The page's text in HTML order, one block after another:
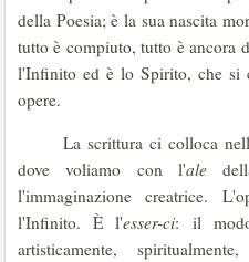
della Poesia; è la sua nascita
tutto è compiuto, tutto è ancora
l'Infinito ed è lo Spirito, che si
opere.
La scrittura ci colloca nello
dove voliamo con l'ale
l'immaginazione creatrice.
l'Infinito. È l'esser-ci: il
artisticamente,